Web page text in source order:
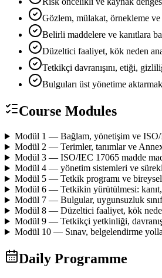
Gözlem, mülakat, örnekleme
Belirli maddelere ve kanıtlara
Düzeltici faaliyet, kök neden
Tetkikçi davranışını, etiği,
Bulguları üst yönetime
Course Modules
Modül 1 — Bağlam, yönetişim ve ISO/
Modül 2 — Terimler, tanımlar ve
Modül 3 — ISO/IEC 17065 madde
Modül 4 — yönetim sistemleri ve
Modül 5 — Tetkik programı ve bireysel
Modül 6 — Tetkikin yürütülmesi:
Modül 7 — Bulgular, uygunsuzluk
Modül 8 — Düzeltici faaliyet, kök
Modül 9 — Tetkikçi yetkinliği,
Modül 10 — Sınav, belgelendirme
Daily Programme